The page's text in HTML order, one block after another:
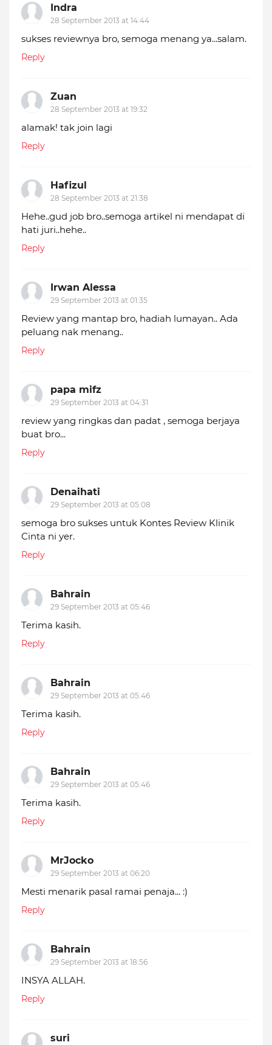
Indra
28 September 2013 at 14:44
sukses reviewnya bro, semoga menang ya...salam.
Reply
Zuan
28 September 2013 at 19:32
alamak! tak join lagi
Reply
Hafizul
28 September 2013 at 21:38
Hehe..gud job bro..semoga artikel ni mendapat di
hati juri..hehe..
Reply
Irwan Alessa
29 September 2013 at 01:35
Review yang mantap bro, hadiah lumayan.. Ada
peluang nak menang..
Reply
papa mifz
29 September 2013 at 04:31
review yang ringkas dan padat , semoga berjaya
buat bro...
Reply
Denaihati
29 September 2013 at 05:08
semoga bro sukses untuk Kontes Review Klinik
Cinta ni yer.
Reply
Bahrain
29 September 2013 at 05:46
Terima kasih.
Reply
Bahrain
29 September 2013 at 05:46
Terima kasih.
Reply
Bahrain
29 September 2013 at 05:46
Terima kasih.
Reply
MrJocko
29 September 2013 at 06:20
Mesti menarik pasal ramai penaja... :)
Reply
Bahrain
29 September 2013 at 18:56
INSYA ALLAH.
Reply
suri